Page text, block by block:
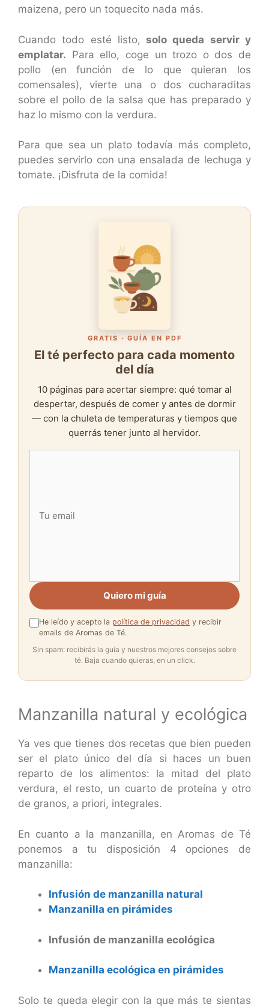
maizena, pero un toquecito nada más.
Cuando todo esté listo, solo queda servir y
emplatar. Para ello, coge un trozo o dos de
pollo (en función de lo que quieran los
comensales), vierte una o dos cucharaditas
sobre el pollo de la salsa que has preparado y
haz lo mismo con la verdura.
Para que sea un plato todavía más completo,
puedes servirlo con una ensalada de lechuga y
tomate. ¡Disfruta de la comida!
GRATIS · GUÍA EN PDF
El té perfecto para cada momento
del día
10 páginas para acertar siempre: qué tomar al
despertar, después de comer y antes de dormir
— con la chuleta de temperaturas y tiempos que
querrás tener junto al hervidor.
Quiero mi guía
He leído y acepto la política de privacidad y recibir
emails de Aromas de Té.
Sin spam: recibirás la guía y nuestros mejores consejos sobre
té. Baja cuando quieras, en un click.
Manzanilla natural y ecológica
Ya ves que tienes dos recetas que bien pueden
ser el plato único del día si haces un buen
reparto de los alimentos: la mitad del plato
verdura, el resto, un cuarto de proteína y otro
de granos, a priori, integrales.
En cuanto a la manzanilla, en Aromas de Té
ponemos a tu disposición 4 opciones de
manzanilla:
Infusión de manzanilla natural
Manzanilla en pirámides
Infusión de manzanilla ecológica
Manzanilla ecológica en pirámides
Solo te queda elegir con la que más te sientas